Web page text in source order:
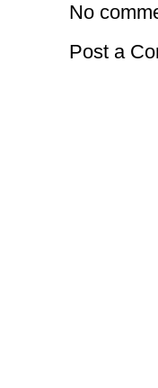
No
Post a